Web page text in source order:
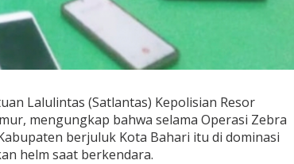
Lalulintas (Satlantas) Kepolisian Resor
mengungkap bahwa selama Operasi Zebra
berjuluk Kota Bahari itu di dominasi
helm saat berkendara.